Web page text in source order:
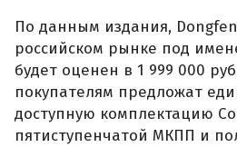
По данным издания,
российском рынке под
будет оценен в 1 999 000
покупателям предложат
доступную комплектацию
пятиступенчатой МКПП и